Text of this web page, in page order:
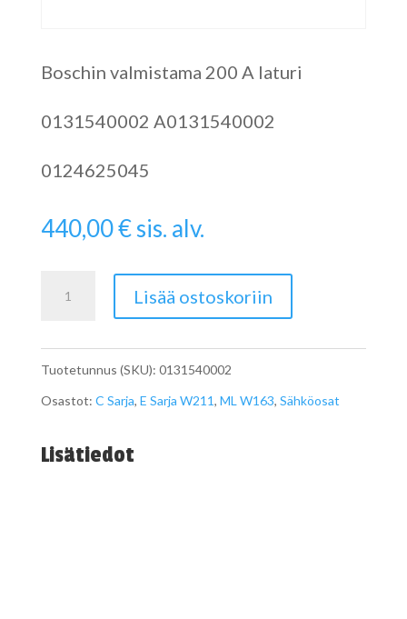
Boschin valmistama 200 A laturi
0131540002 A0131540002
0124625045
440,00€sis. alv.
A
A0131540002
määrä
Lisää ostoskoriin
Tuotetunnus (SKU): 0131540002
Osastot: C Sarja, E Sarja W211, ML W163, Sähköosat
Lisätiedot